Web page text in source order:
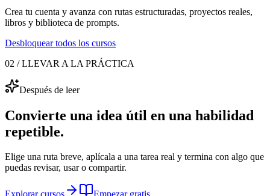
Crea tu cuenta y avanza con rutas estructuradas, proyectos reales,
libros y biblioteca de prompts.
Desbloquear todos los cursos
02 / LLEVAR A LA PRÁCTICA
Después de leer
Convierte una idea útil en una habilidad
repetible.
Elige una ruta breve, aplícala a una tarea real y termina con algo que
puedas revisar, usar o compartir.